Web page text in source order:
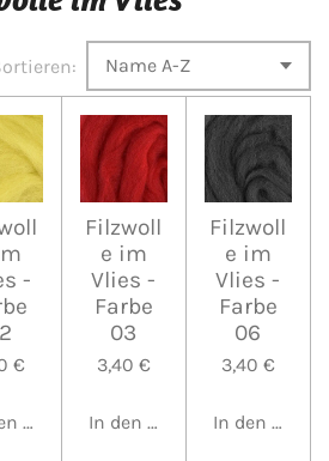
-
€
Warenkorb
Filzwoll
e im
Vlies -
Farbe
03
3,40 €
In den Warenkorb
Filzwoll
e im
Vlies -
Farbe
06
3,40 €
In den